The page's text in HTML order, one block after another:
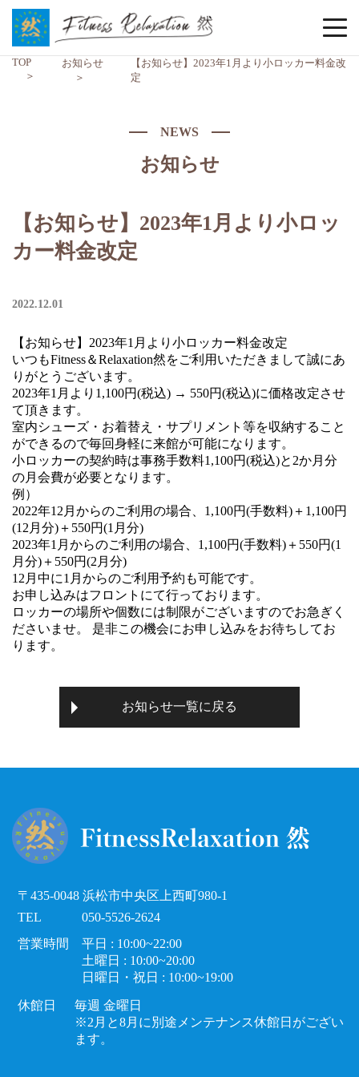
TOP お知らせ
【お知らせ】2023年1月より小ロッカー料金改
定
NEWS
お知らせ
【お知らせ】2023年1月より小ロッ
カー料金改定
2022.12.01
【お知らせ】2023年1月より小ロッカー料金改定
いつもFitness＆Relaxation然をご利用いただきまして誠にあ
りがとうございます。
2023年1月より1,100円(税込) → 550円(税込)に価格改定させ
て頂きます。
室内シューズ・お着替え・サプリメント等を収納すること
ができるので毎回身軽に来館が可能になります。
小ロッカーの契約時は事務手数料1,100円(税込)と2か月分
の月会費が必要となります。
例）
2022年12月からのご利用の場合、1,100円(手数料)＋1,100円
(12月分)＋550円(1月分)
2023年1月からのご利用の場合、1,100円(手数料)＋550円(1
月分)＋550円(2月分)
12月中に1月からのご利用予約も可能です。
お申し込みはフロントにて行っております。
ロッカーの場所や個数には制限がございますのでお急ぎく
ださいませ。 是非この機会にお申し込みをお待ちしてお
ります。
お知らせ一覧に戻る
〒435-0048 浜松市中央区上西町980-1
TEL
050-5526-2624
営業時間
平日 : 10:00~22:00
土曜日 : 10:00~20:00
日曜日・祝日 : 10:00~19:00
休館日
毎週 金曜日
※2月と8月に別途メンテナンス休館日がござい
ます。